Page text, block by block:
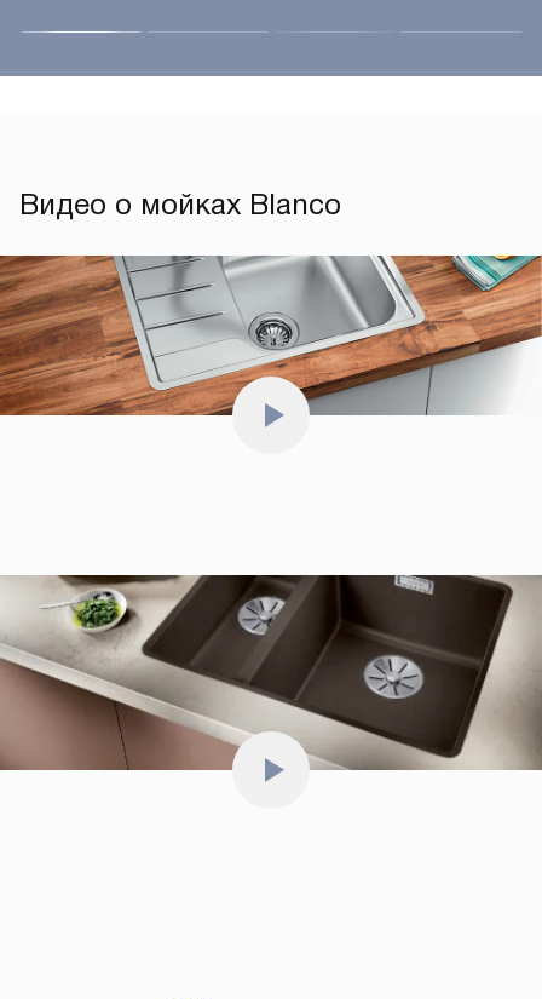
Видео о мойках Blanco